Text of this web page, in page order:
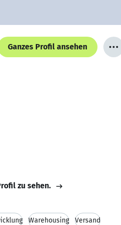
Ganzes Profil ansehen
zu sehen.
Warehousing Versand